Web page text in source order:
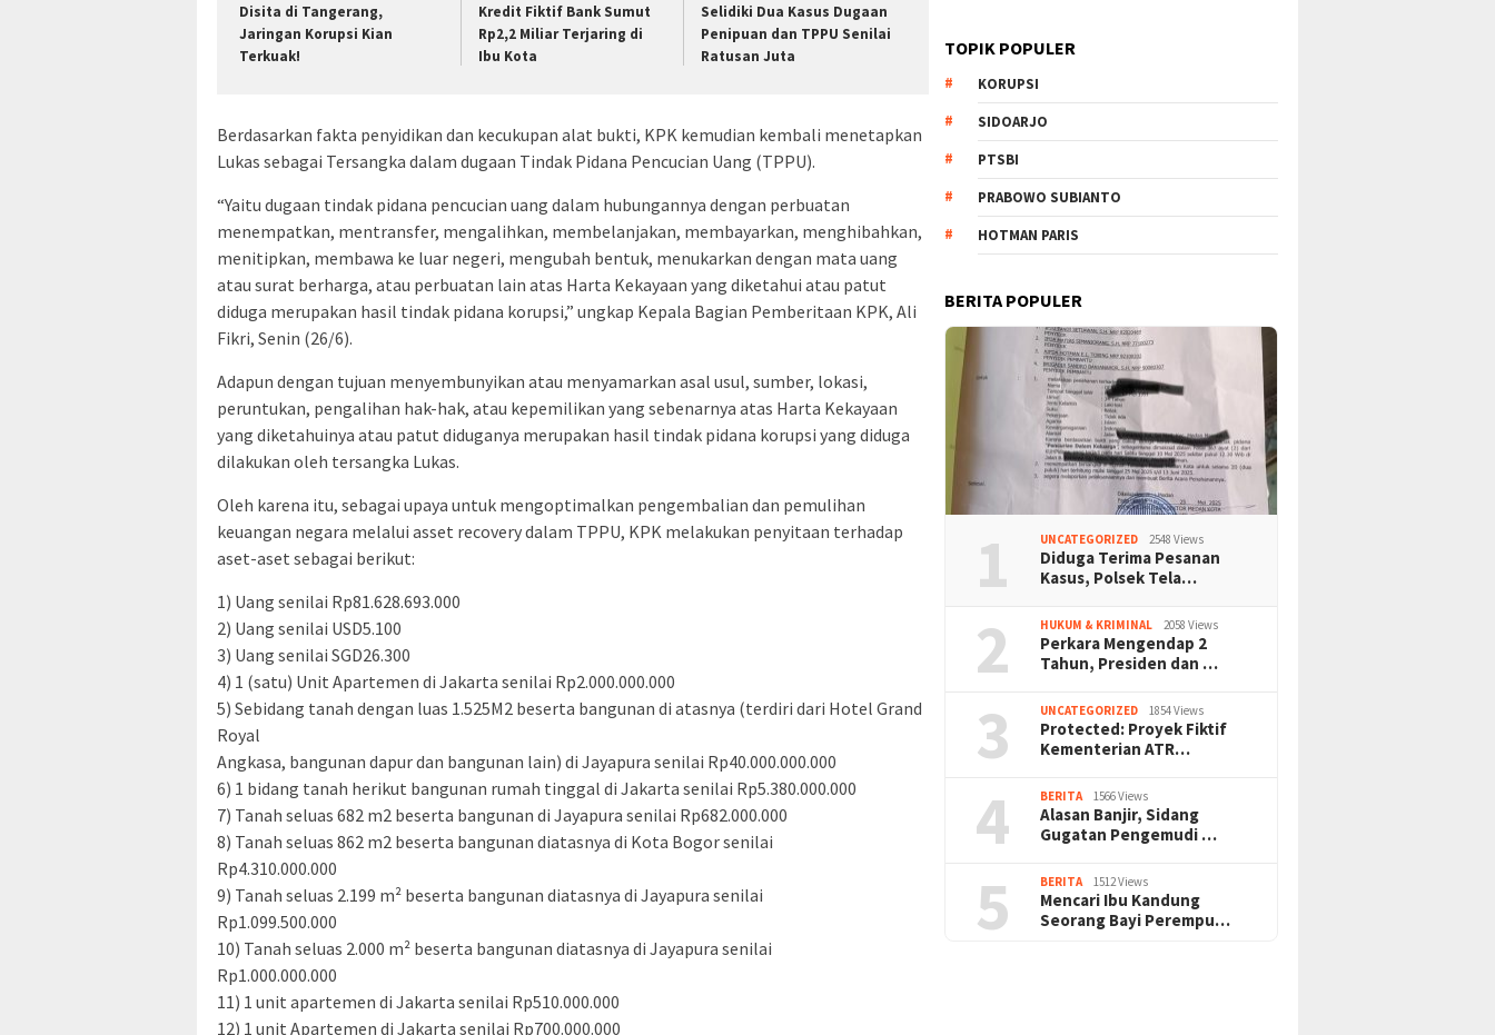
Disita di Tangerang,
Jaringan Korupsi Kian
Terkuak!
Kredit Fiktif Bank Sumut
Rp2,2 Miliar Terjaring di
Ibu Kota
Selidiki Dua Kasus Dugaan
Penipuan dan TPPU Senilai
Ratusan Juta
Berdasarkan fakta penyidikan dan kecukupan alat bukti, KPK kemudian kembali menetapkan
Lukas sebagai Tersangka dalam dugaan Tindak Pidana Pencucian Uang (TPPU).
“Yaitu dugaan tindak pidana pencucian uang dalam hubungannya dengan perbuatan
menempatkan, mentransfer, mengalihkan, membelanjakan, membayarkan, menghibahkan,
menitipkan, membawa ke luar negeri, mengubah bentuk, menukarkan dengan mata uang
atau surat berharga, atau perbuatan lain atas Harta Kekayaan yang diketahui atau patut
diduga merupakan hasil tindak pidana korupsi,” ungkap Kepala Bagian Pemberitaan KPK, Ali
Fikri, Senin (26/6).
Adapun dengan tujuan menyembunyikan atau menyamarkan asal usul, sumber, lokasi,
peruntukan, pengalihan hak-hak, atau kepemilikan yang sebenarnya atas Harta Kekayaan
yang diketahuinya atau patut diduganya merupakan hasil tindak pidana korupsi yang diduga
dilakukan oleh tersangka Lukas.
Oleh karena itu, sebagai upaya untuk mengoptimalkan pengembalian dan pemulihan
keuangan negara melalui asset recovery dalam TPPU, KPK melakukan penyitaan terhadap
aset-aset sebagai berikut:
1) Uang senilai Rp81.628.693.000
2) Uang senilai USD5.100
3) Uang senilai SGD26.300
4) 1 (satu) Unit Apartemen di Jakarta senilai Rp2.000.000.000
5) Sebidang tanah dengan luas 1.525M2 beserta bangunan di atasnya (terdiri dari Hotel Grand
Royal
Angkasa, bangunan dapur dan bangunan lain) di Jayapura senilai Rp40.000.000.000
6) 1 bidang tanah herikut bangunan rumah tinggal di Jakarta senilai Rp5.380.000.000
7) Tanah seluas 682 m2 beserta bangunan di Jayapura senilai Rp682.000.000
8) Tanah seluas 862 m2 beserta bangunan diatasnya di Kota Bogor senilai
Rp4.310.000.000
9) Tanah seluas 2.199 m² beserta bangunan diatasnya di Jayapura senilai
Rp1.099.500.000
10) Tanah seluas 2.000 m² beserta bangunan diatasnya di Jayapura senilai
Rp1.000.000.000
11) 1 unit apartemen di Jakarta senilai Rp510.000.000
12) 1 unit Apartemen di Jakarta senilai Rp700.000.000
TOPIK POPULER
KORUPSI
SIDOARJO
PTSBI
PRABOWO SUBIANTO
HOTMAN PARIS
BERITA POPULER
1 UNCATEGORIZED 2548 Views
Diduga Terima Pesanan
Kasus, Polsek Tela…
2 HUKUM & KRIMINAL 2058 Views
Perkara Mengendap 2
Tahun, Presiden dan …
3 UNCATEGORIZED 1854 Views
Protected: Proyek Fiktif
Kementerian ATR…
4 BERITA 1566 Views
Alasan Banjir, Sidang
Gugatan Pengemudi …
5 BERITA 1512 Views
Mencari Ibu Kandung
Seorang Bayi Perempu…